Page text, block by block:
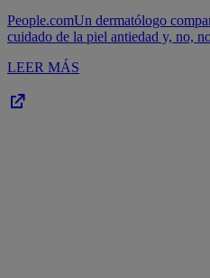
People.comUn dermatólogo
cuidado de la piel antiedad y, no,
LEER MÁS